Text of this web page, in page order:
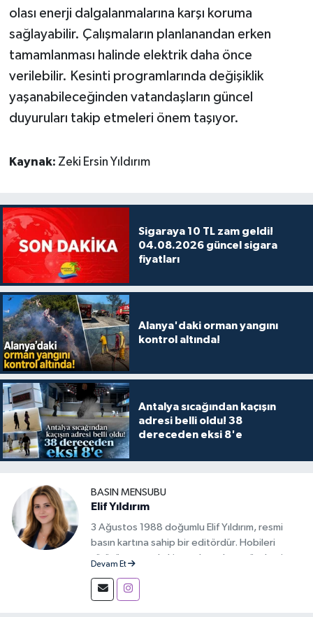
olası enerji dalgalanmalarına karşı koruma
sağlayabilir. Çalışmaların planlanandan erken
tamamlanması halinde elektrik daha önce
verilebilir. Kesinti programlarında değişiklik
yaşanabileceğinden vatandaşların güncel
duyuruları takip etmeleri önem taşıyor.
Kaynak: Zeki Ersin Yıldırım
Sigaraya 10 TL zam geldi!
04.08.2026 güncel sigara
fiyatları
Alanya'daki orman yangını
kontrol altında!
Antalya sıcağından kaçışın
adresi belli oldu! 38
dereceden eksi 8'e
BASIN MENSUBU
Elif Yıldırım
3 Ağustos 1988 doğumlu Elif Yıldırım, resmi
basın kartına sahip bir editördür. Hobileri
yürüyüş yapmak, kitap okumak ve gündemi
Devam Et